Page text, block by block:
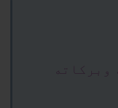
وبركاته